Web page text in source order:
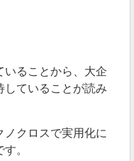
いることから、大企
していることが読み
クロスで実用化に
。